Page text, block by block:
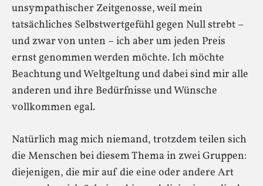
unsympathischer Zeitgenosse, weil mein
tatsächliches Selbstwertgefühl gegen Null strebt –
und zwar von unten – ich aber um jeden Preis
ernst genommen werden möchte. Ich möchte
Beachtung und Weltgeltung und dabei sind mir alle
anderen und ihre Bedürfnisse und Wünsche
vollkommen egal.
Natürlich mag mich niemand, trotzdem teilen sich
die Menschen bei diesem Thema in zwei Gruppen:
diejenigen, die mir auf die eine oder andere Art